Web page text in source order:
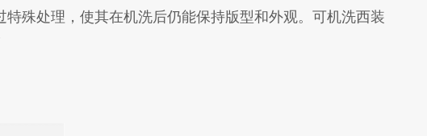
殊处理，使其在机洗后仍能保持版型和外观。可机洗西装